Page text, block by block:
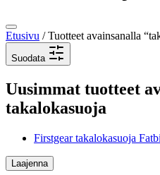
Etusivu / Tuotteet avainsanalla
Suodata
Uusimmat tuotteet
takalokasuoja
Firstgear takalokasuoja
Laajenna